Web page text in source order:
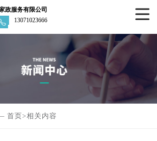
政服务有限公司
13071023666
首页>相关内容